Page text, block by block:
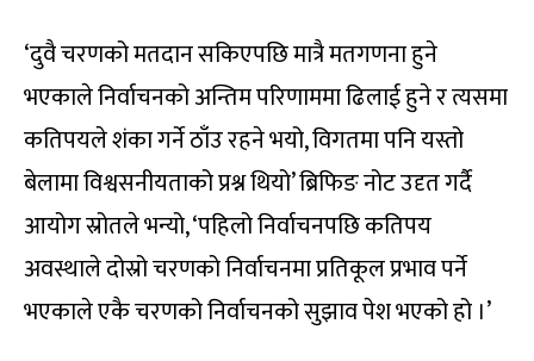
‘दुवै चरणको मतदान सकिएपछि मात्रै मतगणना हुने
भएकाले निर्वाचनको अन्तिम परिणाममा ढिलाई हुने र त्यसमा
कतिपयले शंका गर्ने ठाँउ रहने भयो, विगतमा पनि यस्तो
बेलामा विश्वसनीयताको प्रश्न थियो’ ब्रिफिङ नोट उदृत गर्दै
आयोग स्रोतले भन्यो, ‘पहिलो निर्वाचनपछि कतिपय
अवस्थाले दोस्रो चरणको निर्वाचनमा प्रतिकूल प्रभाव पर्ने
भएकाले एकै चरणको निर्वाचनको सुझाव पेश भएको हो ।’